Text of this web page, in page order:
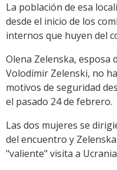
La población de esa
desde el inicio de los
internos que huyen del
Olena Zelenska, esposa
Volodímir Zelenski, no
motivos de seguridad
el pasado 24 de febrero.
Las dos mujeres se
del encuentro y
"valiente" visita a